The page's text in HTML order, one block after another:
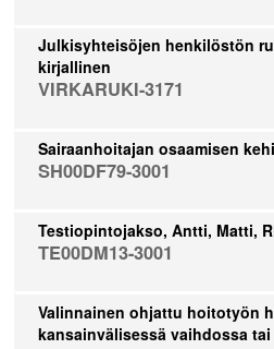
Julkisyhteisöjen henkilöstön
kirjallinen
VIRKARUKI-3171
Sairaanhoitajan osaamisen
SH00DF79-3001
Testiopintojakso, Antti, Matti,
TE00DM13-3001
Valinnainen ohjattu hoitotyön
kansainvälisessä vaihdossa